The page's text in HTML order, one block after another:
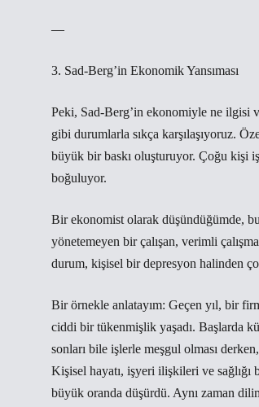
—
3. Sad-Berg’in Ekonomik Yansıması
Peki, Sad-Berg’in ekonomiyle ne ilgisi
gibi durumlarla sıkça karşılaşıyoruz.
büyük bir baskı oluşturuyor. Çoğu kişi
boğuluyor.
Bir ekonomist olarak düşündüğümde,
yönetemeyen bir çalışan, verimli
durum, kişisel bir depresyon halinden
Bir örnekle anlatayım: Geçen yıl, bir
ciddi bir tükenmişlik yaşadı. Başlarda
sonları bile işlerle meşgul olması
Kişisel hayatı, işyeri ilişkileri ve
büyük oranda düşürdü. Aynı zaman